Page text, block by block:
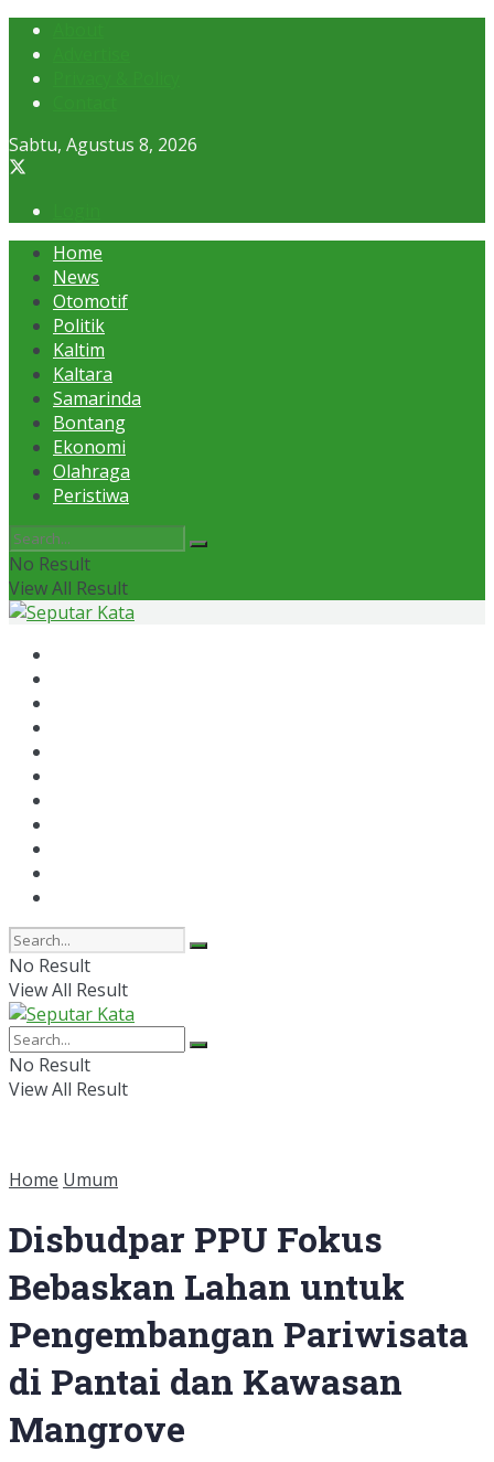
Sabtu, Agustus 8, 2026
Home
News
Otomotif
Politik
Kaltim
Kaltara
Samarinda
Bontang
Ekonomi
Olahraga
Peristiwa
No Result
View All Result
No Result
View All Result
No Result
View All Result
Home Umum
Disbudpar PPU Fokus
Bebaskan Lahan untuk
Pengembangan Pariwisata
di Pantai dan Kawasan
Mangrove